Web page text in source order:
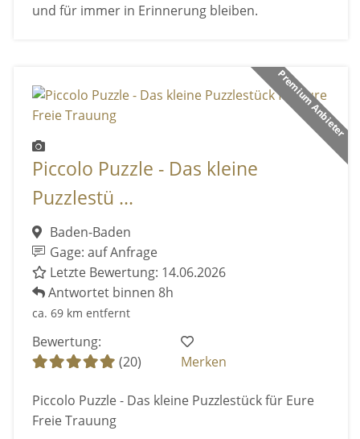
und für immer in Erinnerung bleiben.
Premium Anbieter
Piccolo Puzzle - Das kleine
Puzzlestü ...
Baden-Baden
Gage: auf Anfrage
Letzte Bewertung: 14.06.2026
Antwortet binnen 8h
ca. 69 km entfernt
Bewertung:
(20)
Merken
Piccolo Puzzle - Das kleine Puzzlestück für Eure
Freie Trauung